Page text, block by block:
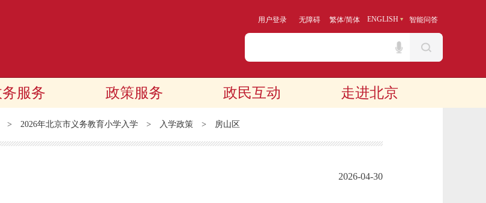
用户登录 无障碍 繁体/简体 ENGLISH 智能问答
服务 政策服务 政民互动 走进北京
> 2026年北京市义务教育小学入学 > 入学政策 > 房山区
2026-04-30